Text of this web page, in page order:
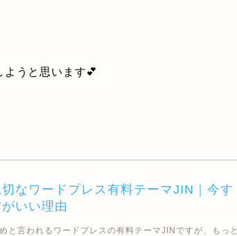
うと思います💕
なワードプレス有料テーマJIN｜今す
いい理由
と言われるワードプレスの有料テーマJINですが、もっと